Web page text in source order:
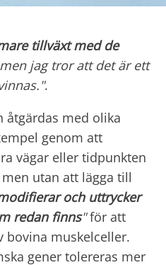
tillväxt med de
jag tror att det är ett
.
åtgärdas med olika
genom att
vägar eller tidpunkten
utan att lägga till
och uttrycker
redan finns"för att
bovina muskelceller.
gener tolereras mer